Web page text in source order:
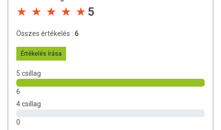
5
Összes értékelés : 6
Értékelés írása
5 csillag
6
4 csillag
0